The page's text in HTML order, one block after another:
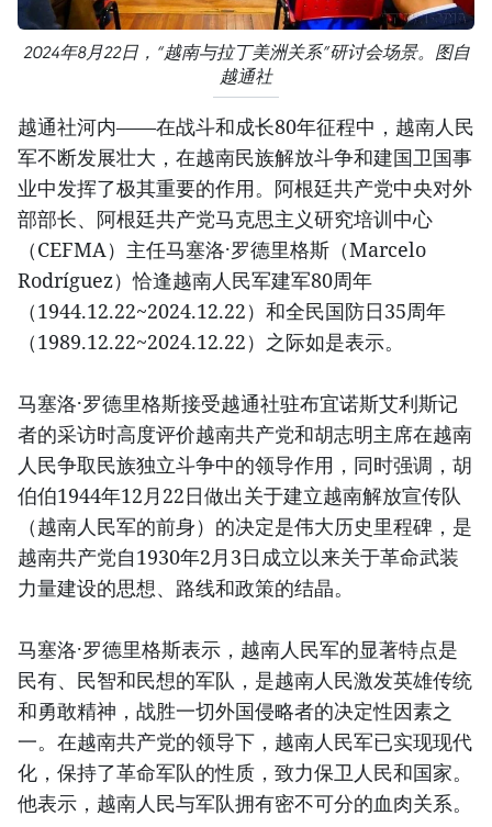
2024年8月22日，“越南与拉丁美洲关系”研讨会场景。图自
越通社
越通社河内——在战斗和成长80年征程中，越南人民
军不断发展壮大，在越南民族解放斗争和建国卫国事
业中发挥了极其重要的作用。阿根廷共产党中央对外
部部长、阿根廷共产党马克思主义研究培训中心
（CEFMA）主任马塞洛·罗德里格斯（Marcelo
Rodríguez）恰逢越南人民军建军80周年
（1944.12.22~2024.12.22）和全民国防日35周年
（1989.12.22~2024.12.22）之际如是表示。
马塞洛·罗德里格斯接受越通社驻布宜诺斯艾利斯记
者的采访时高度评价越南共产党和胡志明主席在越南
人民争取民族独立斗争中的领导作用，同时强调，胡
伯伯1944年12月22日做出关于建立越南解放宣传队
（越南人民军的前身）的决定是伟大历史里程碑，是
越南共产党自1930年2月3日成立以来关于革命武装
力量建设的思想、路线和政策的结晶。
马塞洛·罗德里格斯表示，越南人民军的显著特点是
民有、民智和民想的军队，是越南人民激发英雄传统
和勇敢精神，战胜一切外国侵略者的决定性因素之
一。在越南共产党的领导下，越南人民军已实现现代
化，保持了革命军队的性质，致力保卫人民和国家。
他表示，越南人民与军队拥有密不可分的血肉关系。